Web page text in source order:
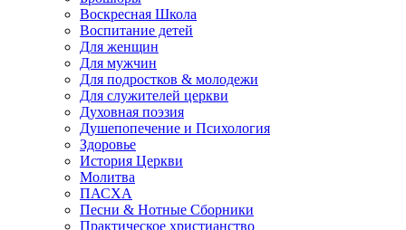
Воскресная Школа
Воспитание детей
Для женщин
Для мужчин
Для подростков & молодежи
Для служителей церкви
Духовная поэзия
Душепопечение и Психология
Здоровье
История Церкви
Молитва
ПАСХА
Песни & Нотные Сборники
Практическое христианство